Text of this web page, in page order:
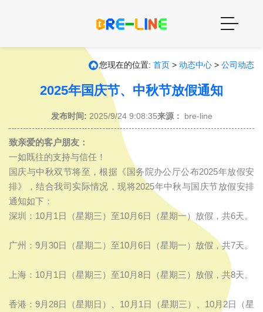
您现在的位置: 首页 > 动态中心 > 公司动态
2025年国庆节、中秋节放假通知
发布时间: 2025/9/24 9:08:35来源： bre-line
致亲爱的客户朋友：
一如既往的支持与信任！
国庆与中秋双节将至，根据《国务院办公厅公布2025年放假安
排》，结合我司实际情况，现将2025年中秋与国庆节放假安排
通知如下：
深圳：10月1日（星期三）至10月6日（星期一）放假，共6天。
广州：9月30日（星期二）至10月6日（星期一）放假，共7天。
上海：10月1日（星期三）至10月8日（星期三）放假，共8天。
香港：9月28日（星期日）、10月1日（星期三）、10月2日（星